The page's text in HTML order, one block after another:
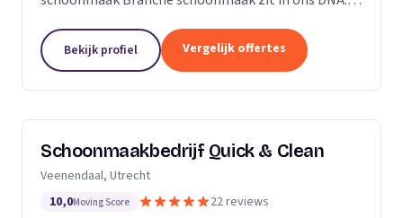
Kantoor panden Scholen Zwembaden Vakantie
parkeren Traphuizen...
Bekijk profiel Vergelijk offertes
Schoonmaakbedrijf Quick & Clean
Veenendaal, Utrecht
10,0Moving Score 22 reviews